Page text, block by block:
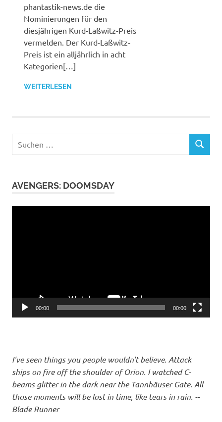
phantastik-news.de die
Nominierungen für den
diesjährigen Kurd-Laßwitz-Preis
vermelden. Der Kurd-Laßwitz-
Preis ist ein alljährlich in acht
Kategorien[…]
WEITERLESEN
nach:
SUCHEN
AVENGERS: DOOMSDAY
00:00 00:00
I've seen things you people wouldn't believe. Attack
ships on fire off the shoulder of Orion. I watched C-
beams glitter in the dark near the Tannhäuser Gate. All
those moments will be lost in time, like tears in rain. --
Blade Runner